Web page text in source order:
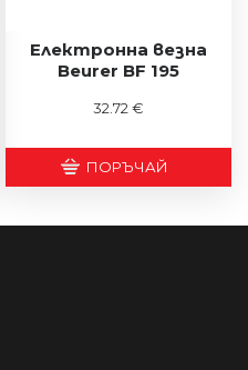
Електронна везна
Beurer BF 195
32.72 €
ПОРЪЧАЙ